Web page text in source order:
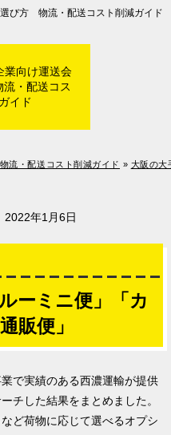
び方 物流・配送コスト削減ガイド
流・配送コスト削減ガイド » 大阪の大
2022年1月6日
ーミニ便」「カ
販便」
で実績のある西濃運輸が提供
チした結果をまとめました。
ど荷物に応じて選べるオプシ